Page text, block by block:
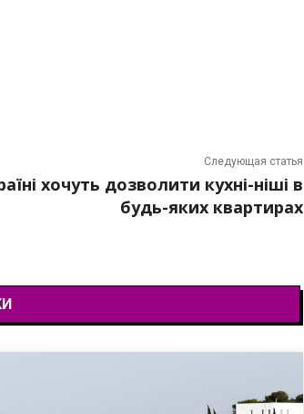
Следующая статья
хочуть дозволити кухні-ніші в
будь-яких квартирах